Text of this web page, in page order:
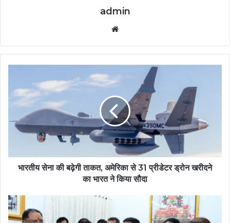
admin
भारतीय सेना की बढ़ेगी ताकत, अमेरिका से 31 प्रीडेटर ड्रोन खरीदने
का भारत ने किया सौदा